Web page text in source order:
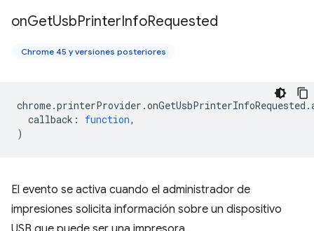
onGetUsbPrinterInfoRequested
Chrome 45 y versiones posteriores
chrome.printerProvider .onGetUsbPrinterInfoRequested .
callback : function,
)
El evento se activa cuando el administrador de
impresiones solicita información sobre un dispositivo